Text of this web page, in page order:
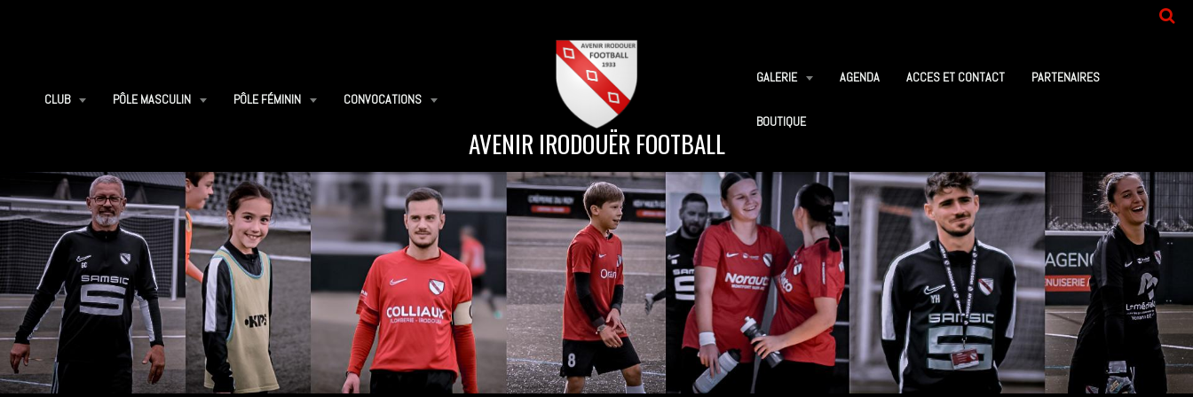
CLUB PÔLE MASCULIN PÔLE FÉMININ CONVOCATIONS
AVENIR IRODOUËR FOOTBALL
GALERIE AGENDA ACCES ET CONTACT PARTENAIRES
BOUTIQUE